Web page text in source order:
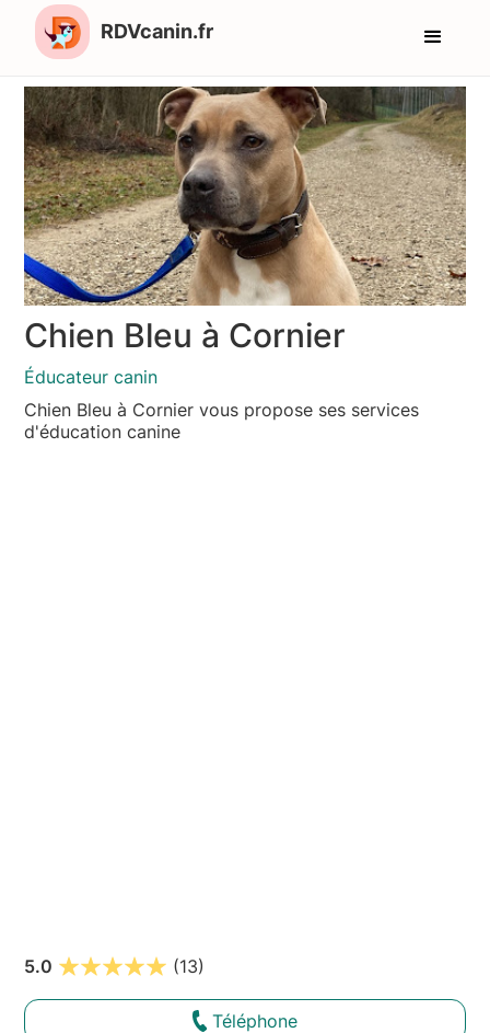
RDVcanin.fr
Chien Bleu à Cornier
Éducateur canin
Chien Bleu à Cornier vous propose ses services
d'éducation canine
5.0 (13)
Téléphone